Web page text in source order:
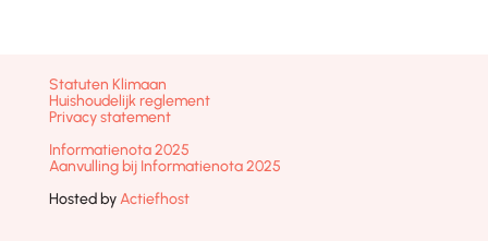
Statuten Klimaan
Huishoudelijk reglement
Privacy statement
Informatienota 2025
Aanvulling bij Informatienota 2025
Hosted byActiefhost